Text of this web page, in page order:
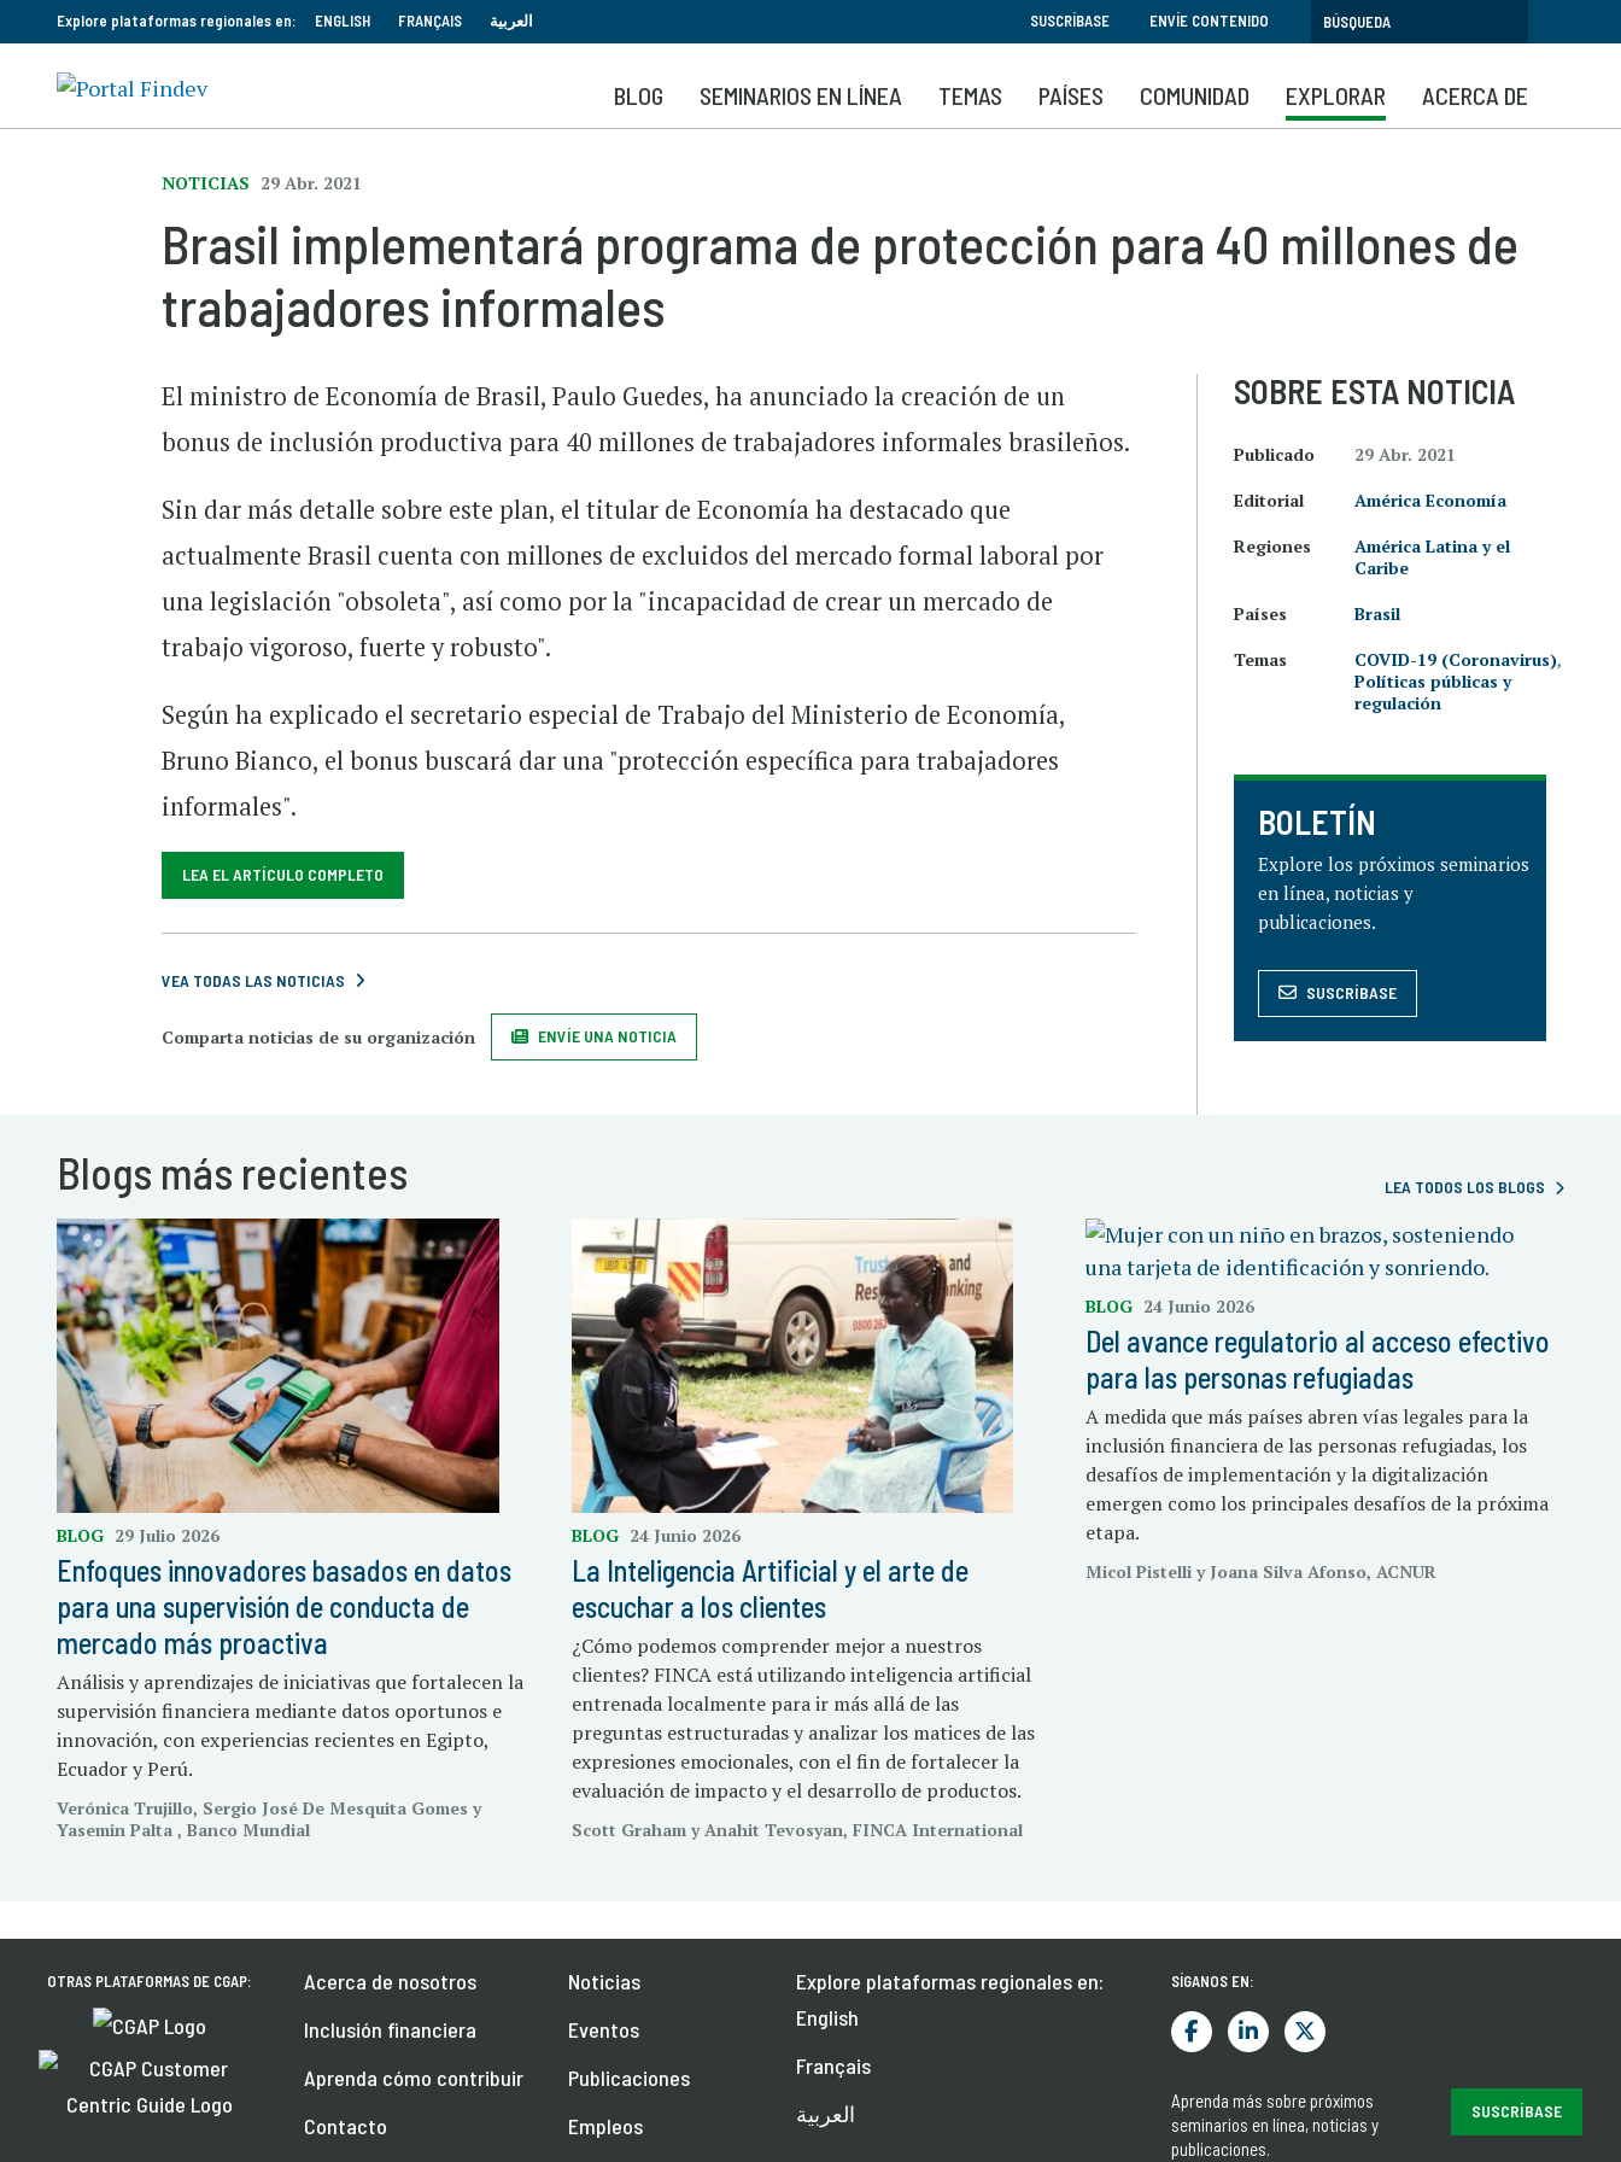
al
contenido
principal
Explore plataformas regionales en: ENGLISH FRANÇAIS العربية SUSCRÍBASE ENVÍE CONTENIDO
BLOG SEMINARIOS EN LÍNEA TEMAS PAÍSES COMUNIDAD EXPLORAR ACERCA DE
NOTICIAS 29 Abr. 2021
Brasil implementará programa de protección para 40 millones de
trabajadores informales
El ministro de Economía de Brasil, Paulo Guedes, ha anunciado la creación de un
bonus de inclusión productiva para 40 millones de trabajadores informales brasileños.
Sin dar más detalle sobre este plan, el titular de Economía ha destacado que
actualmente Brasil cuenta con millones de excluidos del mercado formal laboral por
una legislación "obsoleta", así como por la "incapacidad de crear un mercado de
trabajo vigoroso, fuerte y robusto".
Según ha explicado el secretario especial de Trabajo del Ministerio de Economía,
Bruno Bianco, el bonus buscará dar una "protección específica para trabajadores
informales".
LEA EL ARTÍCULO COMPLETO
VEA TODAS LAS NOTICIAS
Comparta noticias de su organización ENVÍE UNA NOTICIA
SOBRE ESTA NOTICIA
Publicado
29 Abr. 2021
Editorial
América Economía
Regiones
América Latina y el
Caribe
Países
Brasil
Temas
COVID-19 (Coronavirus),
Políticas públicas y
regulación
BOLETÍN
Explore los próximos seminarios
en línea, noticias y
publicaciones.
SUSCRÍBASE
Blogs más recientes LEA TODOS LOS BLOGS
BLOG 29 Julio 2026
Enfoques innovadores basados en datos
para una supervisión de conducta de
mercado más proactiva
Análisis y aprendizajes de iniciativas que fortalecen la
supervisión financiera mediante datos oportunos e
innovación, con experiencias recientes en Egipto,
Ecuador y Perú.
Verónica Trujillo, Sergio José De Mesquita Gomes y
Yasemin Palta , Banco Mundial
BLOG 24 Junio 2026
La Inteligencia Artificial y el arte de
escuchar a los clientes
¿Cómo podemos comprender mejor a nuestros
clientes? FINCA está utilizando inteligencia artificial
entrenada localmente para ir más allá de las
preguntas estructuradas y analizar los matices de las
expresiones emocionales, con el fin de fortalecer la
evaluación de impacto y el desarrollo de productos.
Scott Graham y Anahit Tevosyan, FINCA International
BLOG 24 Junio 2026
Del avance regulatorio al acceso efectivo
para las personas refugiadas
A medida que más países abren vías legales para la
inclusión financiera de las personas refugiadas, los
desafíos de implementación y la digitalización
emergen como los principales desafíos de la próxima
etapa.
Micol Pistelli y Joana Silva Afonso, ACNUR
OTRAS PLATAFORMAS DE CGAP:
Acerca de nosotros
Inclusión financiera
Aprenda cómo contribuir
Contacto
Noticias
Eventos
Publicaciones
Empleos
Explore plataformas regionales en:
English
Français
العربية
SÍGANOS EN:
Aprenda más sobre próximos
seminarios en línea, noticias y
publicaciones.
SUSCRÍBASE